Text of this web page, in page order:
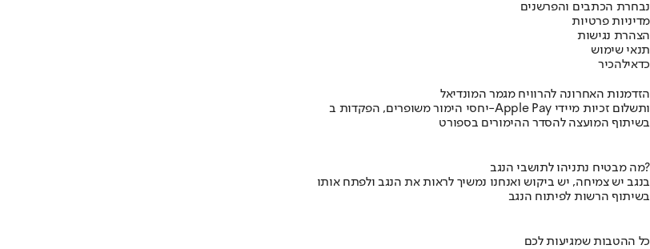
נבחרת הכתבים והפרשנים
מדיניות פרטיות
הצהרת נגישות
תנאי שימוש
כדאילהכיר
הזדמנות האחרונה להרוויח מגמר המונדיאל
יחסי הימור משופרים, הפקדות ב-Apple Pay ותשלום זכיות מיידי
בשיתוף המועצה להסדר ההימורים בספורט
מה מבטיח נתניהו לתושבי הנגב?
בנגב יש צמיחה, יש ביקוש ואנחנו נמשיך לראות את הנגב ולפתח אותו
בשיתוף הרשות לפיתוח הנגב
כל ההטבות שמגיעות לכם